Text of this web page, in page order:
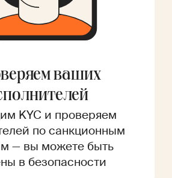
ваших
KYC и проверяем
по санкционным
— вы можете быть
в безопасности